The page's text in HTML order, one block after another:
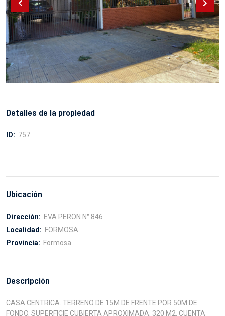
Detalles de la propiedad
ID: 757
Ubicación
Dirección: EVA PERON N° 846
Localidad: FORMOSA
Provincia: Formosa
Descripción
CASA CENTRICA. TERRENO DE 15M DE FRENTE POR 50M DE
FONDO. SUPERFICIE CUBIERTA APROXIMADA: 320 M2. CUENTA